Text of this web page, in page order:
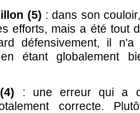
(5) : dans son
efforts, mais a été tout
défensivement, il
en étant globalement
: une erreur qui a
correcte.